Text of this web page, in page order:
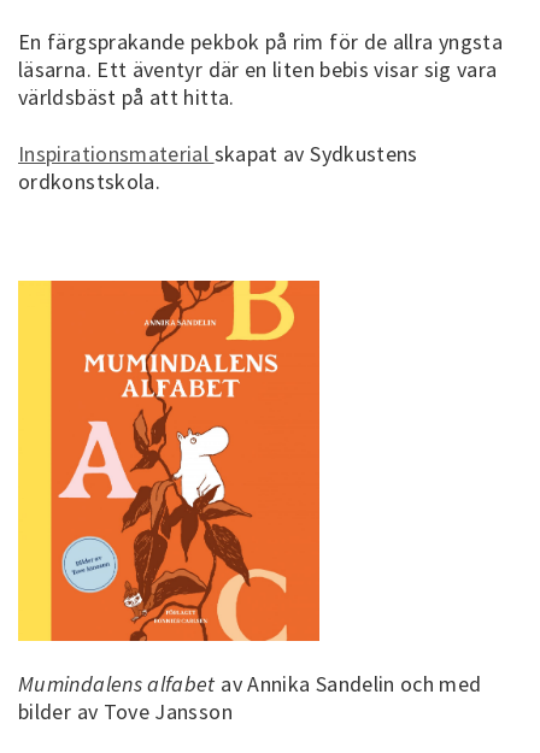
En färgsprakande pekbok på rim för de allra yngsta
läsarna. Ett äventyr där en liten bebis visar sig vara
världsbäst på att hitta.
Inspirationsmaterial skapat av Sydkustens
ordkonstskola.
Mumindalens alfabet av Annika Sandelin och med
bilder av Tove Jansson